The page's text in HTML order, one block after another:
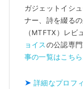
ガジェットイシ
ナー、詩を綴る
（MTFTX）レビ
ョイスの公認専
事の一覧はこちら
詳細なプロフ